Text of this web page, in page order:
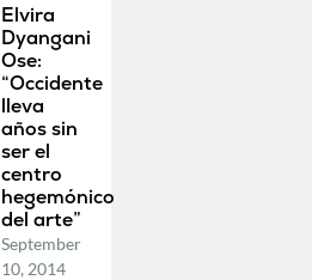
Elvira
Dyangani
Ose:
“Occidente
lleva
años sin
ser el
centro
hegemónico
del arte”
September
10, 2014